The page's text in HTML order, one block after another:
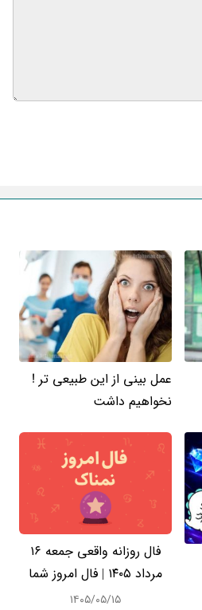
عمل بینی از این طبیعی تر !
نخواهیم داشت
فال روزانه واقعی جمعه ۱۶
مرداد ۱۴۰۵ | فال امروز شما
۱۴۰۵/۰۵/۱۵